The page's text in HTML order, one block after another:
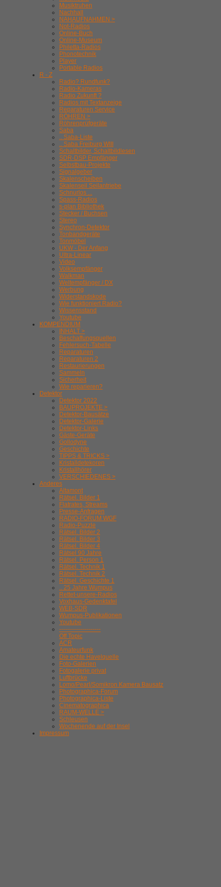
Musiktruhen
Nachhall
NAHAUFNAHMEN >
Not-Radios
Online-Buch
Online-Museum
Philetta-Radios
Phonotechnik
Player
Portable Radios
R - Z
Radio? Rundfunk?
Radio-Kameras
Radio Zukunft ?
Radios mit Textanzeige
Reparaturen Service
RÖHREN >
Röhrenprüfgeräte
Saba
.. Saba-Liste
.. Saba Freiburg WIII
Schaltbilder, Schaltbildlesen
SDR-DSP Empfänger
Selbstbau-Projekte
Signalgeber
Skalenscheiben
Skalenseil Seilantriebe
Schnurlos ...
Spass-Radios
s-plan Bibliothek
Stecker / Buchsen
Stereo
Synchron-Detektor
Tonbandgeräte
Tonmöbel
UKW - Der Anfang
Ultra-Linear
Video
Volksempfänger
Walkman
Weltempfänger / DX
Werbung
Widerstandskode
Wie funktioniert Radio?
Wissensstand
Youtube
KOMPENDIUM
INHALT >
Beschaffungsquellen
Fehlersuch-Tabelle
Reparaturen
Reparaturen 2
Restaurierungen
Sammeln
Sicherheit
Wie reparieren?
Detektor
Detektor 2022
BAUPROJEKTE >
Detektor-Bausätze
Detektor-Galerie
Detektor-Links
Gäste-Geräte
Gollodyne
Geschichte
TIPPS & TRICKS >
Kristalldetekoren
Kristallhörer
VERSCHIEDENES >
Anderes
Altamont
Rätsel. Bilder 1
Flatrates, Streams
Presse-Anfragen
RADIO-FORUM WGF
Radio-Puzzle
Rätsel. Bilder 2
Rätsel. Bilder 3
Rätsel. Bilder 4
Rätsel 90 Jahre
Rätsel. Person 1
Rätsel. Technik 1
Rätsel. Technik 2
Rätsel. Geschichte 1
.. 25 Jahre Wumpus
Rettet-unsere-Radios
Voxhaus-Gedenktafel
WEB-SDR
Wumpus-Publikationen
Youtube
---------------------
Off Topic
ACR
Amateurfunk
Die echte Havelquelle
Foto-Galerien
Fotogalerie privat
Luftbrücke
Lomo/Pearl/Somikron Kamera Bausatz
Photographica-Forum
Photographica-Liste
Cinematographica
RAUM-WELLE >
Schleusen
Wochenende auf der Insel
Impressum